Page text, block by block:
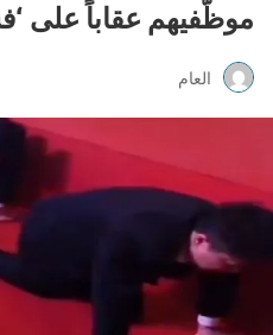
موظّفيهم عقاباً على
العام